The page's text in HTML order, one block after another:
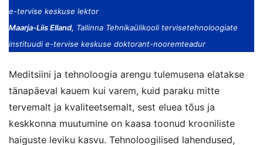
e-tervise keskuse lektor
Maarja-Liis Elland, Tallinna Tehnikaülikooli tervisetehnoloogiate
instituudi e-tervise keskuse doktorant-nooremteadur
Meditsiini ja tehnoloogia arengu tulemusena elatakse
tänapäeval kauem kui varem, kuid paraku mitte
tervemalt ja kvaliteetsemalt, sest eluea tõus ja
keskkonna muutumine on kaasa toonud krooniliste
haiguste leviku kasvu. Tehnoloogilised lahendused,